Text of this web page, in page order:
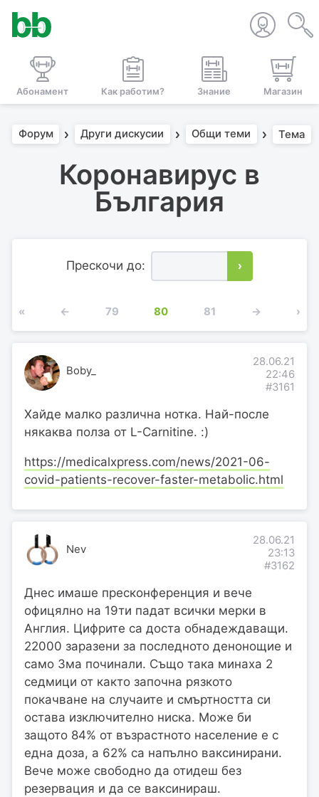
Абонамент Как работим? Знание Магазин
Форум Други дискусии Общи теми Тема
Коронавирус в
България
Прескочи до: ›
« ← 79 80 81 → ›
Boby_
28.06.21
22:46
#3161
Хайде малко различна нотка. Най-после
някаква полза от L-Carnitine. :)
https://medicalxpress.com/news/2021-06-
covid-patients-recover-faster-metabolic.html
Nev
28.06.21
23:13
#3162
Днес имаше пресконференция и вече
офицялно на 19ти падат всички мерки в
Англия. Цифрите са доста обнадеждаващи.
22000 заразени за последното денонощие и
само 3ма починали. Също така минаха 2
седмици от както започна рязкото
покачване на случаите и смъртността си
остава изключително ниска. Може би
защото 84% от възрастното население е с
една доза, а 62% са напълно ваксинирани.
Вече може свободно да отидеш без
резервация и да се ваксинираш.